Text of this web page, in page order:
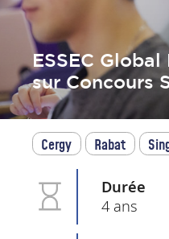
ESSEC
sur Concours
Cergy Rabat
Durée
4 ans